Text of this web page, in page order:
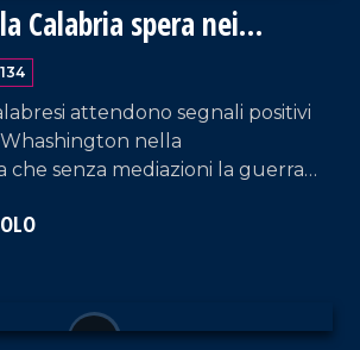
Calabria spera nei
attendono segnali positivi
nella
che senza mediazioni la guerra
l'economia reale della